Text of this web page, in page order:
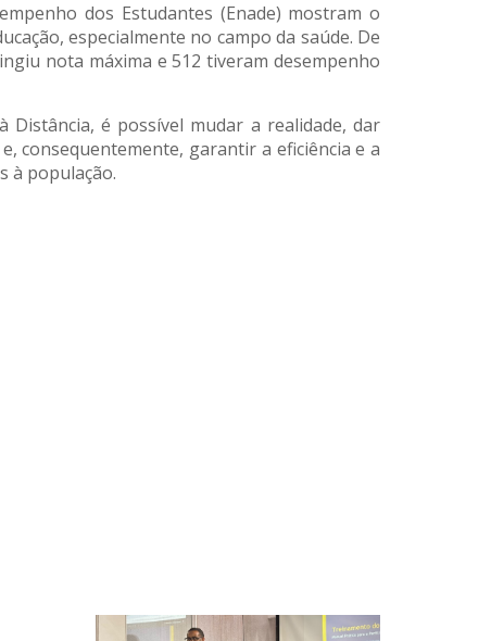
dos Estudantes (Enade) mostram o
especialmente no campo da saúde. De
nota máxima e 512 tiveram desempenho
Distância, é possível mudar a realidade, dar
consequentemente, garantir a eficiência e a
à população.